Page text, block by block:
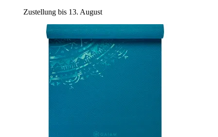
Zustellung bis 13. August